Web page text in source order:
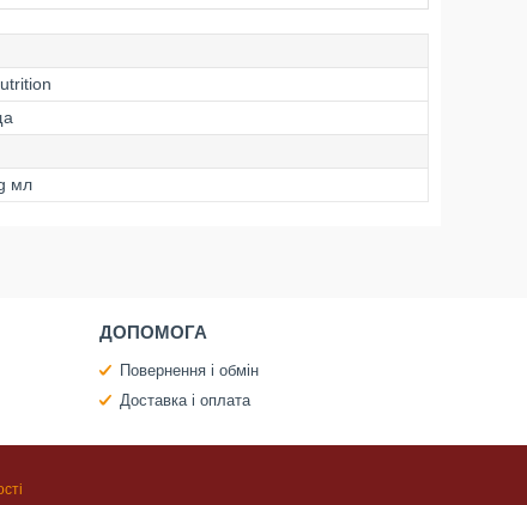
мл
ДОПОМОГА
Повернення і обмін
Доставка і оплата